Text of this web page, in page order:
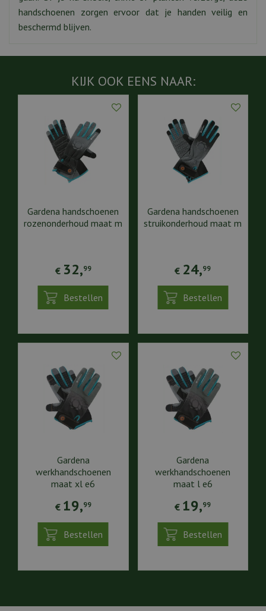
handschoenen zorgen ervoor dat je handen veilig en
beschermd blijven.
KIJK OOK EENS NAAR:
Gardena handschoenen
rozenonderhoud maat m
€ 32,99
Bestellen
Gardena handschoenen
struikonderhoud maat m
€ 24,99
Bestellen
Gardena
werkhandschoenen
maat xl e6
€ 19,99
Bestellen
Gardena
werkhandschoenen
maat l e6
€ 19,99
Bestellen